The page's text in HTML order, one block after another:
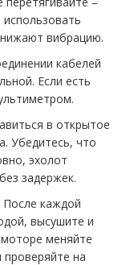
вибрацию.
кабелей
Если есть
в открытое
Убедитесь, что
эхолот
задержек.
После каждой
высушите и
меняйте
на